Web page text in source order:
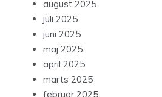
august 2025
juli 2025
juni 2025
maj 2025
april 2025
marts 2025
februar 2025